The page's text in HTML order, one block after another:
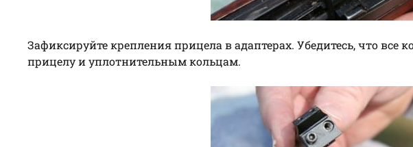
Зафиксируйте крепления прицела в адаптерах. Убедитесь, что все
прицелу и уплотнительным кольцам.